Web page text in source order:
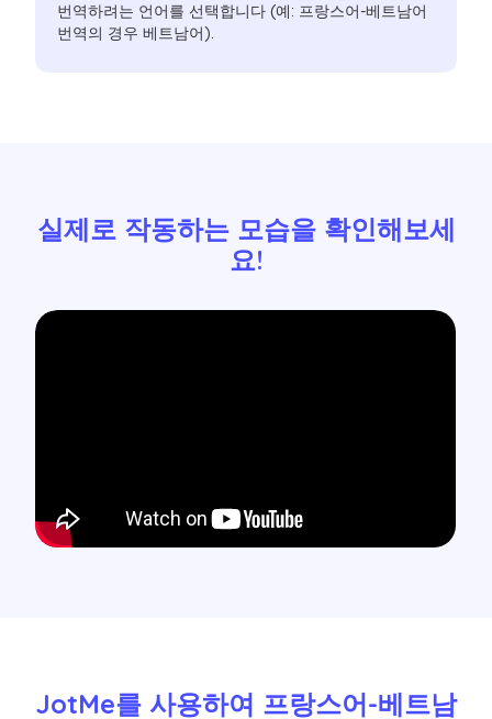
번역하려는 언어를 선택합니다 (예: 프랑스어-베트남어
번역의 경우 베트남어).
실제로 작동하는 모습을 확인해보세
요!
JotMe를 사용하여 프랑스어-베트남